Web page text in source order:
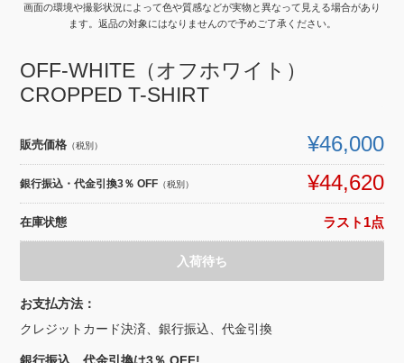
画面の環境や撮影状況によって色や質感などが実物と異なって見える場合があり
ます。返品の対象にはなりませんので予めご了承ください。
OFF-WHITE（オフホワイト）
CROPPED T-SHIRT
販売価格 （税別） ¥46,000
銀行振込・代金引換3％ OFF （税別） ¥44,620
在庫状態 ラスト1点
入荷待ち
お支払方法：
クレジットカード決済、銀行振込、代金引換